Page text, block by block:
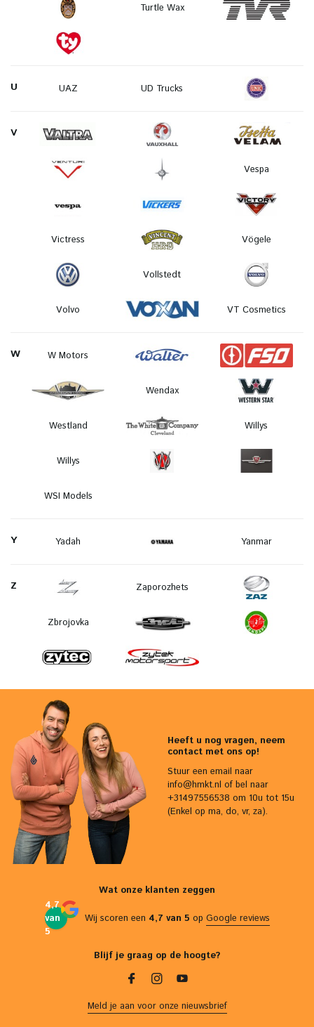
Turtle Wax
U UAZ UD Trucks
V
Vespa
Victress Vögele
Vollstedt
Volvo VT Cosmetics
W W Motors
Wendax
Westland Willys
Willys
WSI Models
Y Yadah Yanmar
Z Zaporozhets
Zbrojovka
Heeft u nog vragen, neem
contact met ons op!
Stuur een email naar
info@hmkt.nl of bel naar
+31497556538 om 10u tot 15u
(Enkel op ma, do, vr, za).
Wat onze klanten zeggen
4,7
van
5
Wij scoren een 4,7 van 5 op Google reviews
Blijf je graag op de hoogte?
Meld je aan voor onze nieuwsbrief